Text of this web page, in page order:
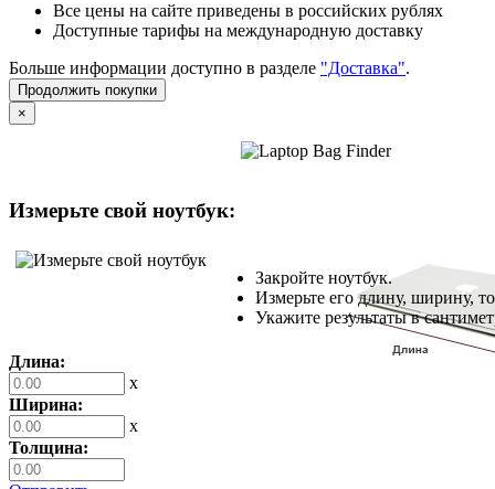
Все цены на сайте приведены в российских рублях
Доступные тарифы на международную доставку
Больше информации доступно в разделе "Доставка".
Продолжить покупки
×
Измерьте свой ноутбук:
Закройте ноутбук.
Измерьте его длину, ширину,
Укажите результаты в
Длина:
x
Ширина:
x
Толщина: